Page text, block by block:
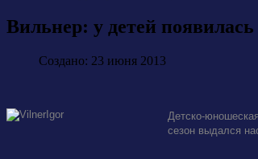
Вильнер: у детей появилась
Создано: 23 июня 2013
Детско-
сезон выдался